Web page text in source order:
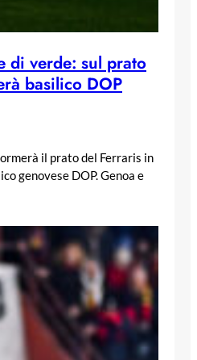
di verde: sul prato
basilico DOP
il prato del Ferraris in
genovese DOP. Genoa e